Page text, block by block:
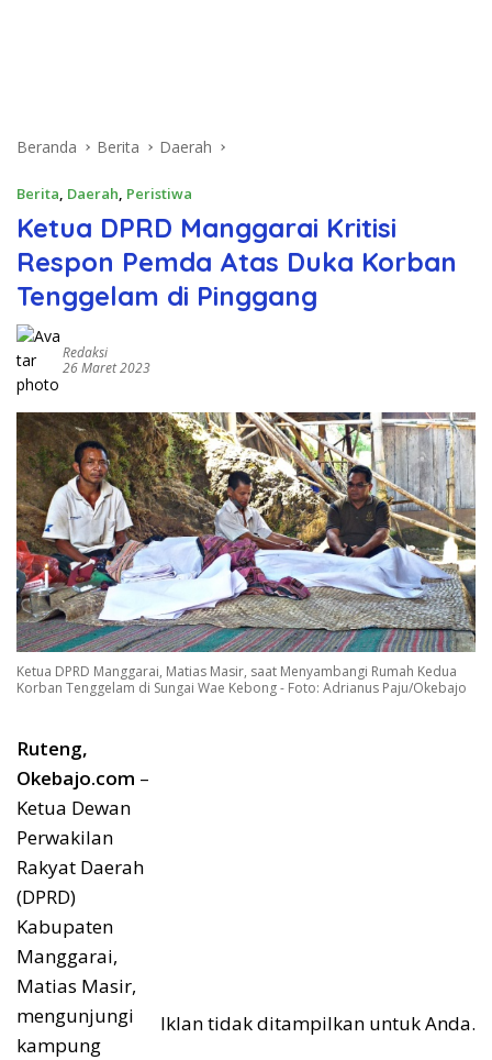
Beranda Berita Daerah
Berita, Daerah, Peristiwa
Ketua DPRD Manggarai Kritisi
Respon Pemda Atas Duka Korban
Tenggelam di Pinggang
Redaksi
26 Maret 2023
Ketua DPRD Manggarai, Matias Masir, saat Menyambangi Rumah Kedua
Korban Tenggelam di Sungai Wae Kebong - Foto: Adrianus Paju/Okebajo
Iklan tidak ditampilkan untuk Anda.
Ruteng,
Okebajo.com –
Ketua Dewan
Perwakilan
Rakyat Daerah
(DPRD)
Kabupaten
Manggarai,
Matias Masir,
mengunjungi
kampung